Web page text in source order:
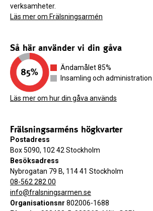
verksamheter.
Läs mer om Frälsningsarmén
Så här använder vi din gåva
Ändamålet 85%
Insamling och administration
Läs mer om hur din gåva används
Frälsningsarméns högkvarter
Postadress
Box 5090, 102 42 Stockholm
Besöksadress
Nybrogatan 79 B, 114 41 Stockholm
08-562 282 00
info@fralsningsarmen.se
Organisationsnr 802006-1688